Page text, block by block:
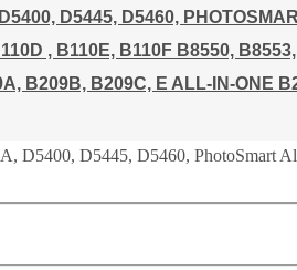
D5445, D5460,
, B110E, B110F B8550,
B209B, B209C, E ALL-IN-ONE
D5400, D5445, D5460, PhotoSmart